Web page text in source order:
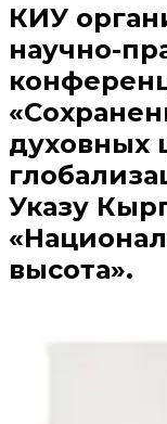
КИУ
научно-
духовных
Указу
высота».